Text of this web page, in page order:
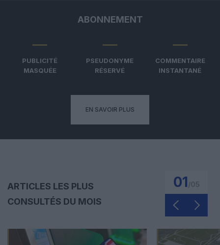
ABONNEMENT
PUBLICITÉ
MASQUÉE
PSEUDONYME
RÉSERVÉ
COMMENTAIRE
INSTANTANÉ
EN SAVOIR PLUS
ARTICLES LES PLUS
CONSULTÉS DU MOIS
01